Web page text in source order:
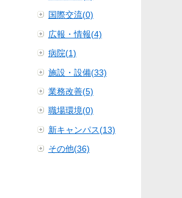
国際交流(0)
広報・情報(4)
病院(1)
施設・設備(33)
業務改善(5)
職場環境(0)
新キャンパス(13)
その他(36)